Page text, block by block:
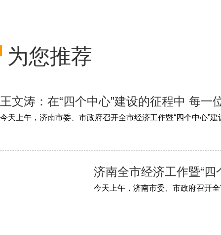
为您推荐
王文涛：在“四个中心”建设的征程中 每一
济南全市经济工作暨“